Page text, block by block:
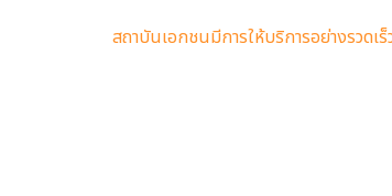
สถาบันเอกชนมีการให้บริการอย่างรวดเร็